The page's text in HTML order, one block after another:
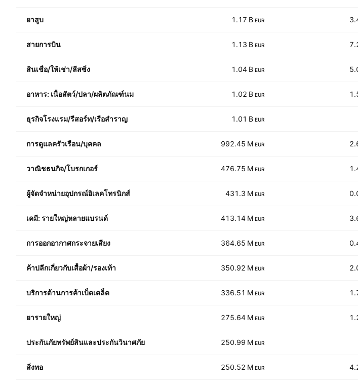
ยาสูบ 1.17 B EUR
สายการบิน 1.13 B EUR
สินเชื่อ/ให้เช่า/ลีสซิ่ง 1.04 B EUR
อาหาร: เนื้อสัตว์/ปลา/ผลิตภัณฑ์นม 1.02 B EUR
ธุรกิจโรงแรม/รีสอร์ท/เรือสำราญ 1.01 B EUR
การดูแลครัวเรือน/บุคคล 992.45 M EUR
วาณิชธนกิจ/โบรกเกอร์ 476.75 M EUR
ผู้จัดจำหน่ายอุปกรณ์อิเลคโทรนิกส์ 431.3 M EUR
เคมี: รายใหญ่หลายแบรนด์ 413.14 M EUR
การออกอากาศกระจายเสียง 364.65 M EUR
ค้าปลีกเกี่ยวกับเสื้อผ้า/รองเท้า 350.92 M EUR
บริการด้านการค้าเบ็ดเตล็ด 336.51 M EUR
ยารายใหญ่ 275.64 M EUR
ประกันภัยทรัพย์สินและประกันวินาศภัย 250.99 M EUR
สิ่งทอ 250.52 M EUR